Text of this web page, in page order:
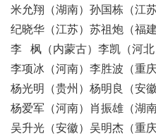
米允翔（湖南）孙国栋（江
纪晓华（江苏）苏祖炮（福
李 枫（内蒙古）李凯（河北
李项冰（河南）李胜波（重
杨光明（贵州）杨明良（安
杨爱军（河南）肖振雄（湖
吴升光（安徽）吴明杰（重